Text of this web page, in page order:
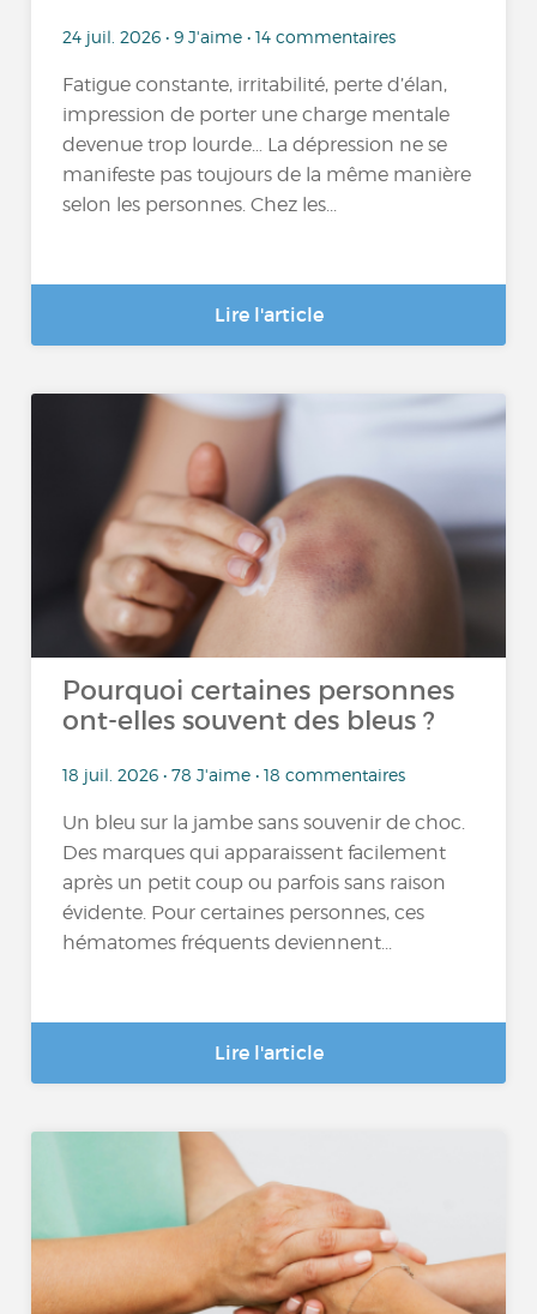
24 juil. 2026 • 9 J'aime • 14 commentaires
Fatigue constante, irritabilité, perte d’élan,
impression de porter une charge mentale
devenue trop lourde… La dépression ne se
manifeste pas toujours de la même manière
selon les personnes. Chez les...
Lire l'article
Pourquoi certaines personnes
ont-elles souvent des bleus ?
18 juil. 2026 • 78 J'aime • 18 commentaires
Un bleu sur la jambe sans souvenir de choc.
Des marques qui apparaissent facilement
après un petit coup ou parfois sans raison
évidente. Pour certaines personnes, ces
hématomes fréquents deviennent...
Lire l'article